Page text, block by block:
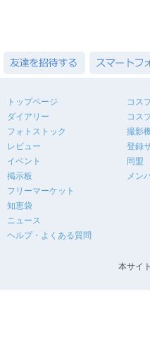
トップページ
ダイアリー
フォトストック
レビュー
イベント
掲示板
フリーマーケット
知恵袋
ニュース
ヘルプ・よくある質問
コス
コス
撮影
登録
同盟
メン
本サイ